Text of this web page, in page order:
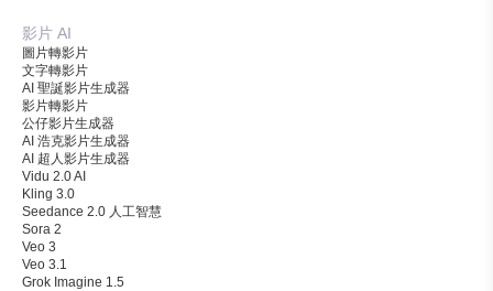
影片 AI
圖片轉影片
文字轉影片
AI 聖誕影片生成器
影片轉影片
公仔影片生成器
AI 浩克影片生成器
AI 超人影片生成器
Vidu 2.0 AI
Kling 3.0
Seedance 2.0 人工智慧
Sora 2
Veo 3
Veo 3.1
Grok Imagine 1.5